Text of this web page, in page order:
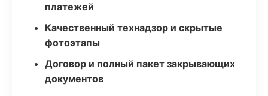
платежей
Качественный технадзор и скрытые
фотоэтапы
Договор и полный пакет закрывающих
документов